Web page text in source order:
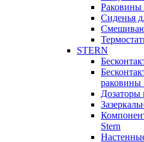
Раковины
Сиденья
STERN
раковины
Дозаторы
Stern